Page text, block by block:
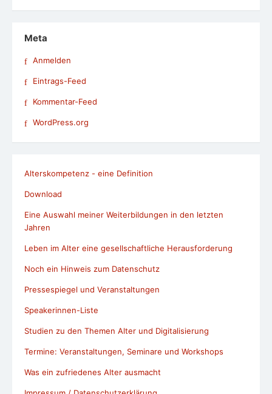
Meta
Anmelden
Eintrags-Feed
Kommentar-Feed
WordPress.org
Alterskompetenz - eine Definition
Download
Eine Auswahl meiner Weiterbildungen in den letzten
Jahren
Leben im Alter eine gesellschaftliche Herausforderung
Noch ein Hinweis zum Datenschutz
Pressespiegel und Veranstaltungen
Speakerinnen-Liste
Studien zu den Themen Alter und Digitalisierung
Termine: Veranstaltungen, Seminare und Workshops
Was ein zufriedenes Alter ausmacht